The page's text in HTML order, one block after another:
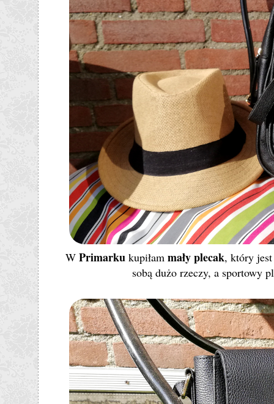
W Primarkukupiłam mały plecak, który jest
sobą dużo rzeczy, a sportowy